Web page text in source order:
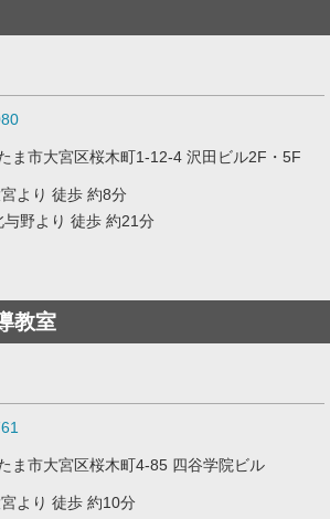
ま市大宮区桜木町1-12-4 沢田ビル2F・5F
より 徒歩 約8分
与野より 徒歩 約21分
教室
ま市大宮区桜木町4-85 四谷学院ビル
より 徒歩 約10分